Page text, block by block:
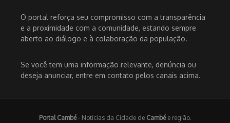
O portal reforça seu compromisso com a transparência
e a proximidade com a comunidade, estando sempre
aberto ao diálogo e à colaboração da população.
Se você tem uma informação relevante, denúncia ou
deseja anunciar, entre em contato pelos canais acima.
Portal Cambé- Notícias da Cidade de Cambée região.